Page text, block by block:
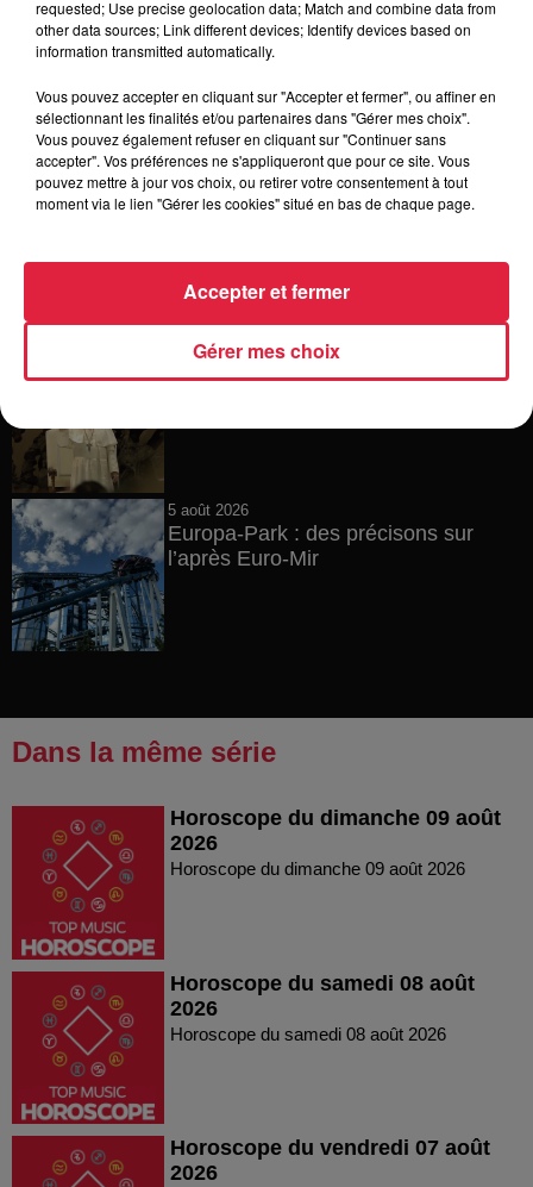
6 août 2026
Tags antisémites à Strasbourg :
6 août 2026
Au zoo de Mulhouse : rencontre
6 août 2026
Les dernières infos sur la venue du
5 août 2026
Europa-Park : des précisons sur
l’après Euro-Mir
Dans la même série
Horoscope du dimanche 09 août
2026
Horoscope du dimanche 09 août 2026
Horoscope du samedi 08 août
2026
Horoscope du samedi 08 août 2026
Horoscope du vendredi 07 août
2026
requested; Use precise geolocation data; Match and combine data from
other data sources; Link different devices; Identify devices based on
information transmitted automatically.
Vous pouvez accepter en cliquant sur "Accepter et fermer", ou affiner en
sélectionnant les finalités et/ou partenaires dans "Gérer mes choix".
Vous pouvez également refuser en cliquant sur "Continuer sans
accepter". Vos préférences ne s'appliqueront que pour ce site. Vous
pouvez mettre à jour vos choix, ou retirer votre consentement à tout
moment via le lien "Gérer les cookies" situé en bas de chaque page.
Gérer mes choix
Accepter et fermer